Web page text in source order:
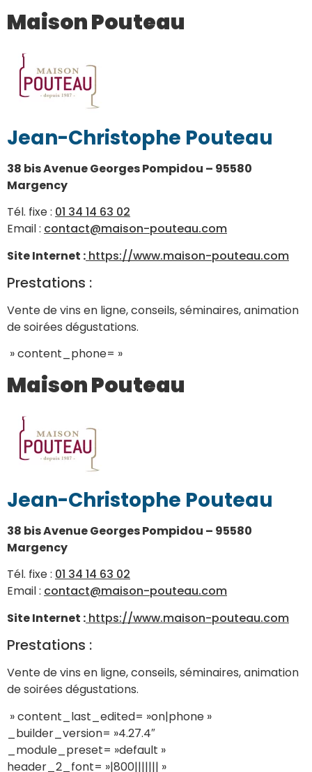
Maison Pouteau
Jean-Christophe Pouteau
38 bis Avenue Georges Pompidou – 95580
Margency
Tél. fixe : 01 34 14 63 02
Email : contact@maison-pouteau.com
Site Internet : https://www.maison-pouteau.com
Prestations :
Vente de vins en ligne, conseils, séminaires, animation
de soirées dégustations.
» content_phone= »
Maison Pouteau
Jean-Christophe Pouteau
38 bis Avenue Georges Pompidou – 95580
Margency
Tél. fixe : 01 34 14 63 02
Email : contact@maison-pouteau.com
Site Internet : https://www.maison-pouteau.com
Prestations :
Vente de vins en ligne, conseils, séminaires, animation
de soirées dégustations.
» content_last_edited= »on|phone »
_builder_version= »4.27.4″
_module_preset= »default »
header_2_font= »|800||||||| »